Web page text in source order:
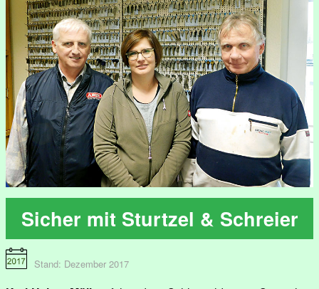
Sicher mit Sturtzel & Schreier
Stand: Dezember 2017